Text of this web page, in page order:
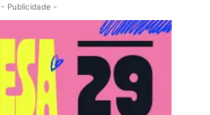
- Publicidade -